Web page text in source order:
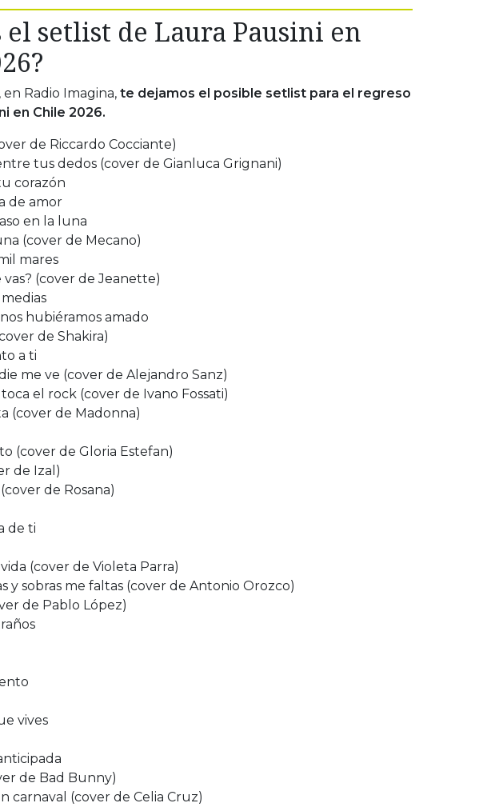
el setlist de Laura Pausini en
Radio Imagina, te dejamos el posible setlist para el regreso
en Chile 2026.
de Riccardo Cocciante)
tus dedos (cover de Gianluca Grignani)
corazón
de amor
en la luna
(cover de Mecano)
mares
(cover de Jeanette)
hubiéramos amado
de Shakira)
a ti
me ve (cover de Alejandro Sanz)
el rock (cover de Ivano Fossati)
(cover de Madonna)
(cover de Gloria Estefan)
de Izal)
de Rosana)
de ti
vida (cover de Violeta Parra)
y sobras me faltas (cover de Antonio Orozco)
de Pablo López)
vives
de Bad Bunny)
carnaval (cover de Celia Cruz)